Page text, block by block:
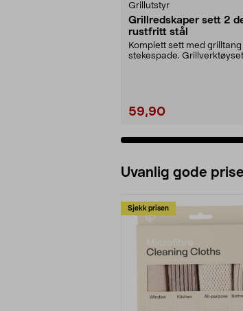
Grillutstyr
Grillredskaper sett 2
rustfritt stål
Komplett sett med grilltang
stekespade.
59,90
Uvanlig gode
Sjekk prisen